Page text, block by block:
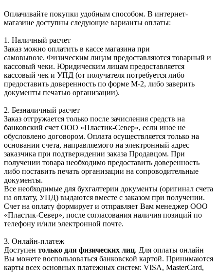
Оплачивайте покупки удобным способом. В интернет-
магазине доступны следующие варианты оплаты:
1. Наличный расчет
Заказ можно оплатить в кассе магазина при
самовывозе. Физическим лицам предоставляются товарный и
кассовый чеки. Юридическим лицам предоставляется
кассовый чек и УПД (от получателя потребуется либо
предоставить доверенность по форме М-2, либо заверить
документы печатью организации).
2. Безналичный расчет
Заказ отгружается только после зачисления средств на
банковский счет ООО «Пластик-Север», если иное не
обусловлено договором. Оплата осуществляется только на
основании счета, направляемого на электронный адрес
заказчика при подтверждении заказа Продавцом. При
получении товара необходимо предоставить доверенность
либо поставить печать организации на сопроводительные
документы.
Все необходимые для бухгалтерии документы (оригинал счета
на оплату, УПД) выдаются вместе с заказом при получении.
Счет на оплату формирует и отправляет Вам менеджер ООО
«Пластик-Север», после согласования наличия позиций по
телефону и/или электронной почте.
3. Онлайн-платеж
Доступен только для физических лиц. Для оплаты онлайн
Вы можете воспользоваться банковской картой. Принимаются
карты всех основных платежных систем: VISA, MasterCard,